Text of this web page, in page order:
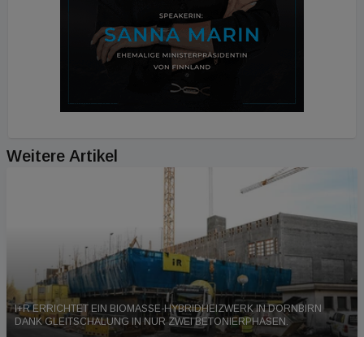
Weitere Artikel
I+R ERRICHTET EIN BIOMASSE-HYBRIDHEIZWERK IN DORNBIRN
DANK GLEITSCHALUNG IN NUR ZWEI BETONIERPHASEN.